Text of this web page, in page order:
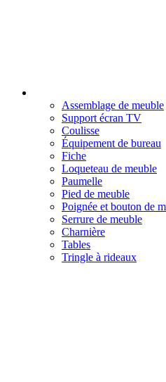
Assemblage de meuble
Support écran TV
Coulisse
Équipement de bureau
Fiche
Loqueteau de meuble
Paumelle
Pied de meuble
Poignée et bouton de
Serrure de meuble
Charnière
Tables
Tringle à rideaux